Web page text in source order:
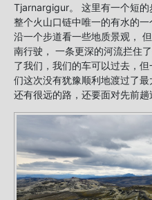
Tjarnargigur。 这里有一个短
整个火山口链中唯一的有水的
沿一个步道看一些地质景观，
南行驶， 一条更深的河流拦住
了我们，我们的车可以过去，
们这次没有犹豫顺利地渡过了
还有很远的路，还要面对先前趟